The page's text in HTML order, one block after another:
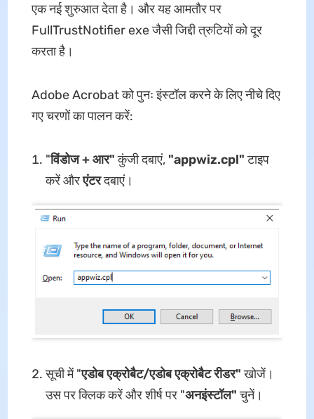
एक नई शुरुआत देता है। और यह आमतौर पर
FullTrustNotifier exe जैसी जिद्दी त्रुटियों को दूर
करता है।
Adobe Acrobat को पुनः इंस्टॉल करने के लिए नीचे दिए
गए चरणों का पालन करें:
"विंडोज + आर"कुंजी दबाएं,"appwiz.cpl"टाइप
करें औरएंटरदबाएं।
सूची में "एडोब एक्रोबैट/एडोब एक्रोबैट रीडर"खोजें।
उस पर क्लिक करें और शीर्ष पर "अनइंस्टॉल"चुनें।